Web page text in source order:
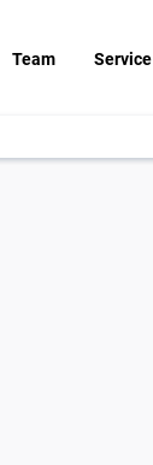
Team Service